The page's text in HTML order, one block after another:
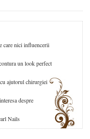
care nici influencerii
un look perfect
ajutorul chirurgiei
despre
Nails